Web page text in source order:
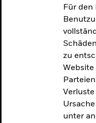
Für den
zu
unter